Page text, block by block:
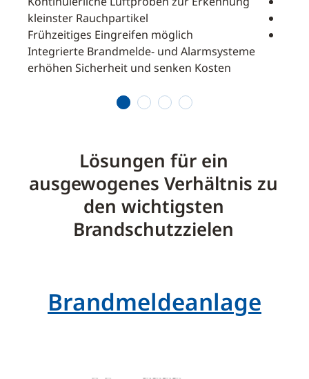
kleinster Rauchpartikel
Frühzeitiges Eingreifen möglich
Integrierte Brandmelde- und Alarmsysteme
erhöhen Sicherheit und senken Kosten
Lösungen für ein
ausgewogenes Verhältnis zu
den wichtigsten
Brandschutzzielen
Brandmeldeanlage